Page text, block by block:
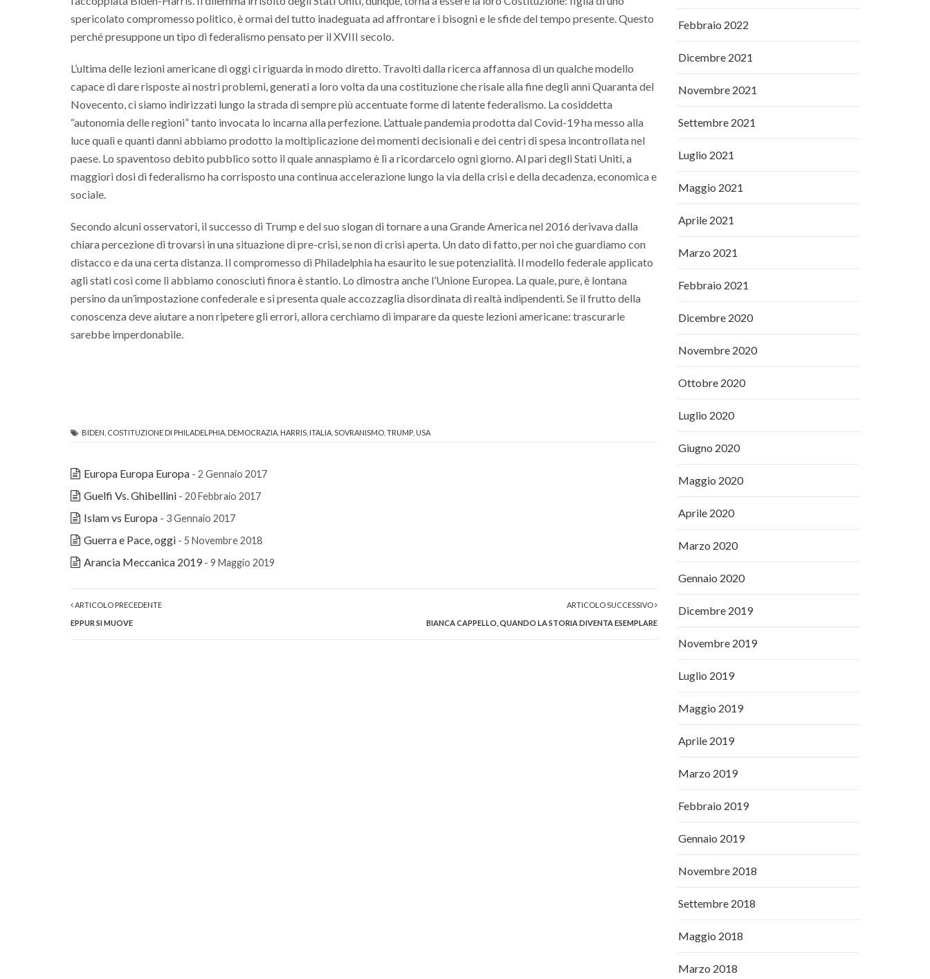
spericolato compromesso politico, è ormai del tutto inadeguata ad affrontare i bisogni e le sfide del tempo presente. Questo
perché presuppone un tipo di federalismo pensato per il XVIII secolo.
L’ultima delle lezioni americane di oggi ci riguarda in modo diretto. Travolti dalla ricerca affannosa di un qualche modello
capace di dare risposte ai nostri problemi, generati a loro volta da una costituzione che risale alla fine degli anni Quaranta del
Novecento, ci siamo indirizzati lungo la strada di sempre più accentuate forme di latente federalismo. La cosiddetta
“autonomia delle regioni” tanto invocata lo incarna alla perfezione. L’attuale pandemia prodotta dal Covid-19 ha messo alla
luce quali e quanti danni abbiamo prodotto la moltiplicazione dei momenti decisionali e dei centri di spesa incontrollata nel
paese. Lo spaventoso debito pubblico sotto il quale annaspiamo è lì a ricordarcelo ogni giorno. Al pari degli Stati Uniti, a
maggiori dosi di federalismo ha corrisposto una continua accelerazione lungo la via della crisi e della decadenza, economica e
sociale.
Secondo alcuni osservatori, il successo di Trump e del suo slogan di tornare a una Grande America nel 2016 derivava dalla
chiara percezione di trovarsi in una situazione di pre-crisi, se non di crisi aperta. Un dato di fatto, per noi che guardiamo con
distacco e da una certa distanza. Il compromesso di Philadelphia ha esaurito le sue potenzialità. Il modello federale applicato
agli stati così come li abbiamo conosciuti finora è stantio. Lo dimostra anche l’Unione Europea. La quale, pure, è lontana
persino da un’impostazione confederale e si presenta quale accozzaglia disordinata di realtà indipendenti. Se il frutto della
conoscenza deve aiutare a non ripetere gli errori, allora cerchiamo di imparare da queste lezioni americane: trascurarle
sarebbe imperdonabile.
BIDEN COSTITUZIONE DI PHILADELPHIA DEMOCRAZIA HARRIS ITALIA SOVRANISMO TRUMP USA
Europa Europa Europa - 2 Gennaio 2017
Guelfi Vs. Ghibellini - 20 Febbraio 2017
Islam vs Europa - 3 Gennaio 2017
Guerra e Pace, oggi - 5 Novembre 2018
Arancia Meccanica 2019 - 9 Maggio 2019
ARTICOLO PRECEDENTE
EPPUR SI MUOVE
ARTICOLO SUCCESSIVO
BIANCA CAPPELLO, QUANDO LA STORIA DIVENTA ESEMPLARE
Febbraio 2022
Dicembre 2021
Novembre 2021
Settembre 2021
Luglio 2021
Maggio 2021
Aprile 2021
Marzo 2021
Febbraio 2021
Dicembre 2020
Novembre 2020
Ottobre 2020
Luglio 2020
Giugno 2020
Maggio 2020
Aprile 2020
Marzo 2020
Gennaio 2020
Dicembre 2019
Novembre 2019
Luglio 2019
Maggio 2019
Aprile 2019
Marzo 2019
Febbraio 2019
Gennaio 2019
Novembre 2018
Settembre 2018
Maggio 2018
Marzo 2018